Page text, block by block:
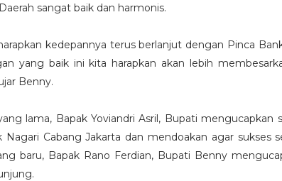
sangat baik dan harmonis.
kedepannya terus berlanjut dengan Pinca
yang baik ini kita harapkan akan lebih
Benny.
lama, Bapak Yoviandri Asril, Bupati mengucapkan
Cabang Jakarta dan mendoakan agar sukses
baru, Bapak Rano Ferdian, Bupati Benny